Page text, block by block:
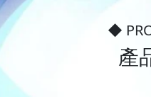
◆
產